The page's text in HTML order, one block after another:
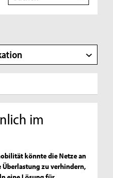
im
könnte die Netze an
Überlastung zu verhindern,